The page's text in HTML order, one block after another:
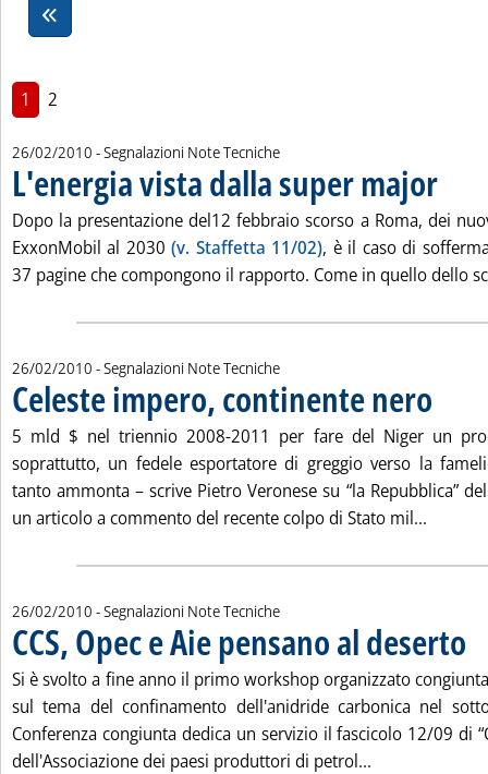
1 2
26/02/2010 - Segnalazioni Note Tecniche
L'energia vista dalla super major.
Dopo la presentazione del12 febbraio scorso a Roma, dei
ExxonMobil al 2030(v. Staffetta 11/02), è il caso di
37 pagine che compongono il rapporto. Come in quello dello
26/02/2010 - Segnalazioni Note Tecniche
Celeste impero, continente nero
5 mld $ nel triennio 2008-2011 per fare del Niger un
soprattutto, un fedele esportatore di greggio verso la
tanto ammonta – scrive Pietro Veronese su “la Repubblica”
un articolo a commento del recente colpo di Stato mil...
26/02/2010 - Segnalazioni Note Tecniche
CCS, Opec e Aie pensano al deserto
Si è svolto a fine anno il primo workshop organizzato
sul tema del confinamento dell'anidride carbonica nel
Conferenza congiunta dedica un servizio il fascicolo 12/09 di
dell'Associazione dei paesi produttori di petrol...